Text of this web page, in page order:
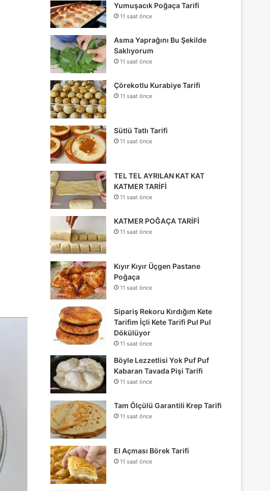
Yumuşacık Poğaça Tarifi
11 saat önce
Asma Yaprağını Bu Şekilde
Saklıyorum
11 saat önce
Çörekotlu Kurabiye Tarifi
11 saat önce
Sütlü Tatlı Tarifi
11 saat önce
TEL TEL AYRILAN KAT KAT
KATMER TARİFİ
11 saat önce
KATMER POĞAÇA TARİFİ
11 saat önce
Kıyır Kıyır Üçgen Pastane
Poğaça
11 saat önce
Sipariş Rekoru Kırdığım Kete
Tarifim İçli Kete Tarifi Pul Pul
Dökülüyor
11 saat önce
Böyle Lezzetlisi Yok Puf Puf
Kabaran Tavada Pişi Tarifi
11 saat önce
Tam Ölçülü Garantili Krep Tarifi
11 saat önce
El Açması Börek Tarifi
11 saat önce